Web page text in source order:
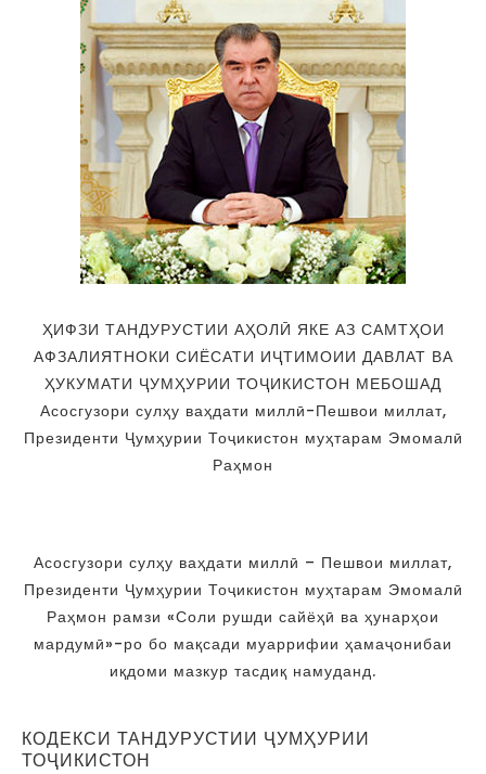
ҲИФЗИ ТАНДУРУСТИИ АҲОЛӢ ЯКЕ АЗ САМТҲОИ
АФЗАЛИЯТНОКИ СИЁСАТИ ИҶТИМОИИ ДАВЛАТ ВА
ҲУКУМАТИ ҶУМҲУРИИ ТОҶИКИСТОН МЕБОШАД
Асосгузори сулҳу ваҳдати миллӣ-Пешвои миллат,
Президенти Ҷумҳурии Тоҷикистон муҳтарам Эмомалӣ
Раҳмон
Асосгузори сулҳу ваҳдати миллӣ – Пешвои миллат,
Президенти Ҷумҳурии Тоҷикистон муҳтарам Эмомалӣ
Раҳмон рамзи «Соли рушди сайёҳӣ ва ҳунарҳои
мардумӣ»-ро бо мақсади муаррифии ҳамаҷонибаи
иқдоми мазкур тасдиқ намуданд.
КОДЕКСИ ТАНДУРУСТИИ ҶУМҲУРИИ
ТОҶИКИСТОН